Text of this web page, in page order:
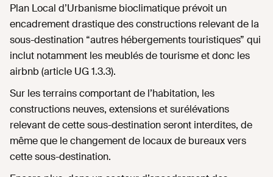
Plan Local d’Urbanisme bioclimatique prévoit un
encadrement drastique des constructions relevant de la
sous-destination “autres hébergements touristiques” qui
inclut notamment les meublés de tourisme et donc les
airbnb (article UG 1.3.3).
Sur les terrains comportant de l’habitation, les
constructions neuves, extensions et surélévations
relevant de cette sous-destination seront interdites, de
même que le changement de locaux de bureaux vers
cette sous-destination.